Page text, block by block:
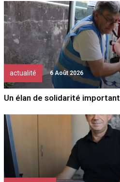
actualité 6 Août 2026
Un élan de solidarité important